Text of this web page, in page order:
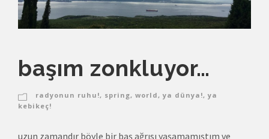
başım zonkluyor…
radyonun ruhu!, spring, world, ya dünya!, ya
kebikeç!
uzun zamandır böyle bir baş ağrısı yaşamamıştım ve